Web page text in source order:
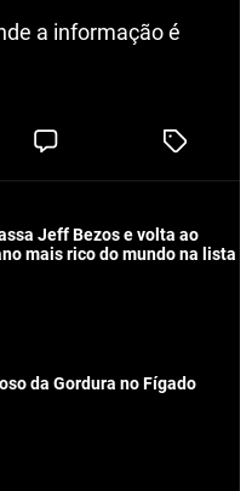
a informação é
C
e
T
e
Jeff Bezos e volta ao
mais rico do mundo na lista
da Gordura no Fígado